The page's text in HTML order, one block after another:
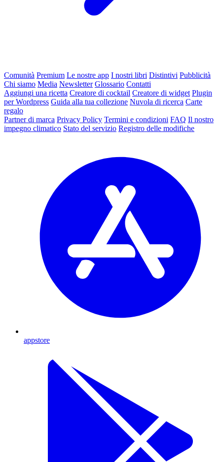
Comunità Premium Le nostre app I nostri libri Distintivi Pubblicità
Chi siamo Media Newsletter Glossario Contatti
Aggiungi una ricetta Creatore di cocktail Creatore di widget Plugin
per Wordpress Guida alla tua collezione Nuvola di ricerca Carte
regalo
Partner di marca Privacy Policy Termini e condizioni FAQ Il nostro
impegno climatico Stato del servizio Registro delle modifiche
appstore